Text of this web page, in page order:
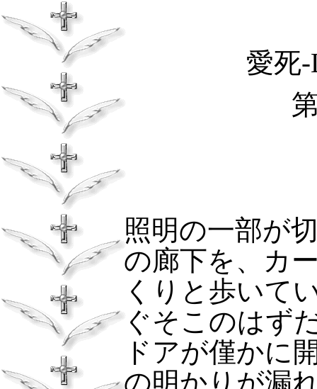
愛死‐
照明の一部が
の廊下を、カ
くりと歩いて
ぐそこのはず
ドアが僅かに
の明かりが漏